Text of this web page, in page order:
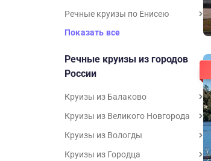
Речные круизы по Енисею
Показать все
Речные круизы из городов
России
Круизы из Балаково
Круизы из Великого Новгорода
Круизы из Вологды
Круизы из Городца